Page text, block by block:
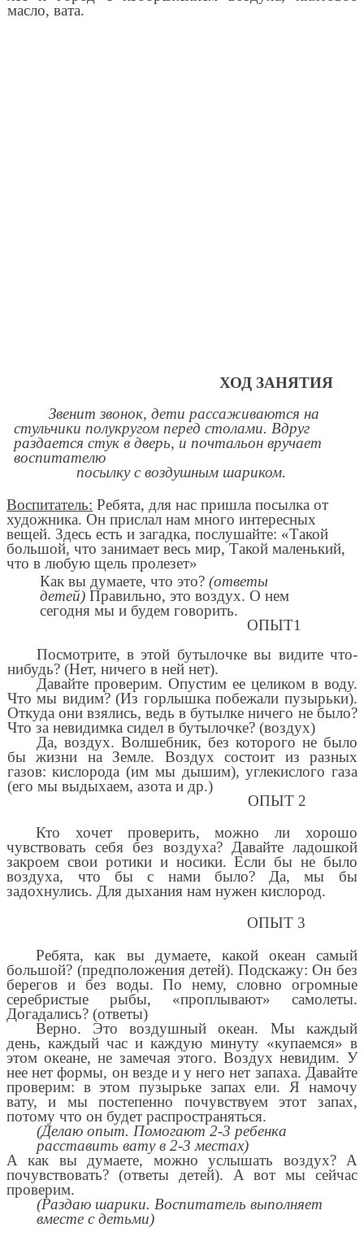
масло, вата.
ХОД ЗАНЯТИЯ
Звенит звонок, дети рассаживаются на
стульчики полукругом перед столами. Вдруг
раздается стук в дверь, и почтальон вручает
воспитателю
посылку с воздушным шариком.
Воспитатель: Ребята, для нас пришла посылка от
художника. Он прислал нам много интересных
вещей. Здесь есть и загадка, послушайте: «Такой
большой, что занимает весь мир, Такой маленький,
что в любую щель пролезет»
Как вы думаете, что это? (ответы
детей) Правильно, это воздух. О нем
сегодня мы и будем говорить.
ОПЫТ1
Посмотрите, в этой бутылочке вы видите что-
нибудь? (Нет, ничего в ней нет).
Давайте проверим. Опустим ее целиком в воду.
Что мы видим? (Из горлышка побежали пузырьки).
Откуда они взялись, ведь в бутылке ничего не было?
Что за невидимка сидел в бутылочке? (воздух)
Да, воздух. Волшебник, без которого не было
бы жизни на Земле. Воздух состоит из разных
газов: кислорода (им мы дышим), углекислого газа
(его мы выдыхаем, азота и др.)
ОПЫТ 2
Кто хочет проверить, можно ли хорошо
чувствовать себя без воздуха? Давайте ладошкой
закроем свои ротики и носики. Если бы не было
воздуха, что бы с нами было? Да, мы бы
задохнулись. Для дыхания нам нужен кислород.
ОПЫТ 3
Ребята, как вы думаете, какой океан самый
большой? (предположения детей). Подскажу: Он без
берегов и без воды. По нему, словно огромные
серебристые рыбы, «проплывают» самолеты.
Догадались? (ответы)
Верно. Это воздушный океан. Мы каждый
день, каждый час и каждую минуту «купаемся» в
этом океане, не замечая этого. Воздух невидим. У
нее нет формы, он везде и у него нет запаха. Давайте
проверим: в этом пузырьке запах ели. Я намочу
вату, и мы постепенно почувствуем этот запах,
потому что он будет распространяться.
(Делаю опыт. Помогают 2-3 ребенка
расставить вату в 2-3 местах)
А как вы думаете, можно услышать воздух? А
почувствовать? (ответы детей). А вот мы сейчас
проверим.
(Раздаю шарики. Воспитатель выполняет
вместе с детьми)